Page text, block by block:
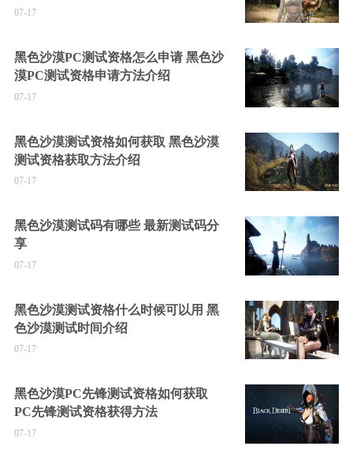
07-17
黑色沙漠PC测试资格怎么申请 黑色沙
漠PC测试资格申请方法介绍
07-17
黑色沙漠测试资格如何获取 黑色沙漠
测试资格获取方法介绍
07-17
黑色沙漠测试码有哪些 最新测试码分
享
07-17
黑色沙漠测试资格什么时候可以用 黑
色沙漠测试时间介绍
07-17
黑色沙漠PC先锋测试资格如何获取
PC先锋测试资格获得方法
07-17